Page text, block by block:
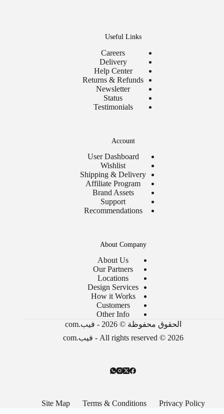
Useful Links
Careers
Delivery
Help Center
Returns & Refunds
Newsletter
Status
Testimonials
Account
User Dashboard
Wishlist
Shipping & Delivery
Affiliate Program
Brand Assets
Support
Recommendations
About Company
About Us
Our Partners
Locations
Design Services
How it Works
Customers
Other Info
الحقوق محفوظة © 2026 - فيب.com
All rights reserved © 2026 - فيب.com
Privacy Policy
Terms & Conditions
Site Map